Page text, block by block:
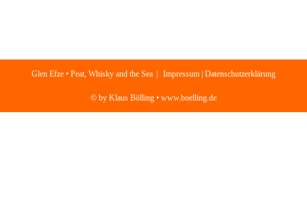
Glen Efze • Peat, Whisky and the Sea Impressum | Datenschutzerklärung
© by Klaus Bölling • www.boelling.de